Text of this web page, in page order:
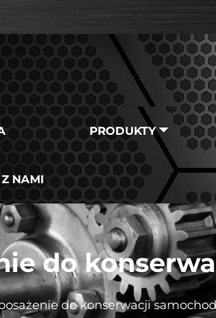
PRODUKTY
Z NAMI
do
do konserwacji